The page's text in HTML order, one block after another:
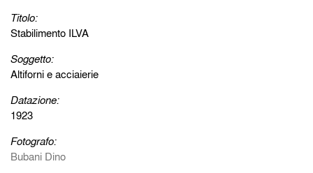
Titolo:
Stabilimento ILVA
Soggetto:
Altiforni e acciaierie
Datazione:
1923
Fotografo:
Bubani Dino